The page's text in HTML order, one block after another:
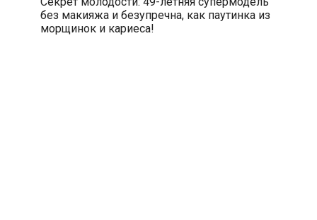
без макияжа и безупречна, как паутинка из
морщинок и кариеса!